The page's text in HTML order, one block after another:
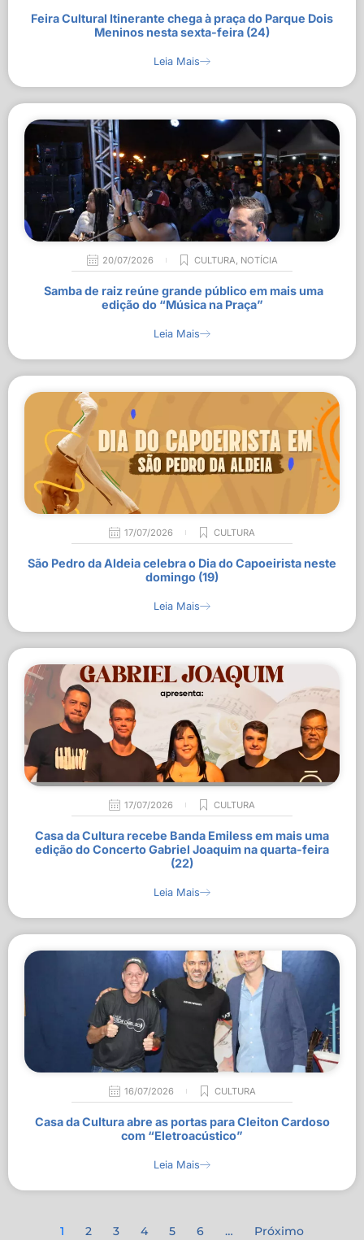
Feira Cultural Itinerante chega à praça do Parque Dois
Meninos nesta sexta-feira (24)
Leia Mais
20/07/2026 CULTURA, NOTÍCIA
Samba de raiz reúne grande público em mais uma
edição do “Música na Praça”
Leia Mais
17/07/2026 CULTURA
São Pedro da Aldeia celebra o Dia do Capoeirista neste
domingo (19)
Leia Mais
17/07/2026 CULTURA
Casa da Cultura recebe Banda Emiless em mais uma
edição do Concerto Gabriel Joaquim na quarta-feira
(22)
Leia Mais
16/07/2026 CULTURA
Casa da Cultura abre as portas para Cleiton Cardoso
com “Eletroacústico”
Leia Mais
1 2 3 4 5 6 … Próximo